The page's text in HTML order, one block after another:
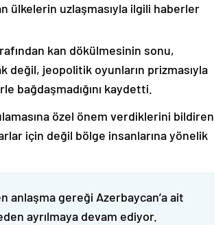
ülkelerin uzlaşmasıyla ilgili haberler
kan dökülmesinin sonu,
değil, jeopolitik oyunların prizmasıyla
bağdaşmadığını kaydetti.
özel önem verdiklerini bildiren
için değil bölge insanlarına yönelik
anlaşma gereği Azerbaycan’a ait
ayrılmaya devam ediyor.